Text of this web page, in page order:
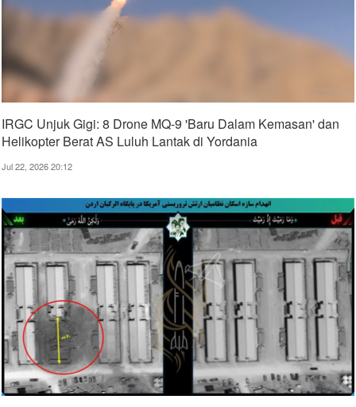
IRGC Unjuk Gigi: 8 Drone MQ-9 'Baru Dalam Kemasan' dan
Helikopter Berat AS Luluh Lantak di Yordania
Jul 22, 2026 20:12